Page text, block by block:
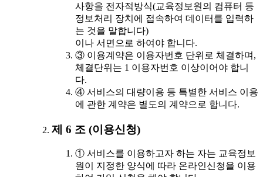
사항을 전자적방식(교육정보원의 컴퓨터 등
정보처리 장치에 접속하여 데이터를 입력하
는 것을 말합니다)
이나 서면으로 하여야 합니다.
③ 이용계약은 이용자번호 단위로 체결하며,
체결단위는 1 이용자번호 이상이어야 합니
다.
④ 서비스의 대량이용 등 특별한 서비스 이용
에 관한 계약은 별도의 계약으로 합니다.
제 6 조 (이용신청)
① 서비스를 이용하고자 하는 자는 교육정보
원이 지정한 양식에 따라 온라인신청을 이용